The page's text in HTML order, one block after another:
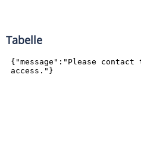
Tabelle